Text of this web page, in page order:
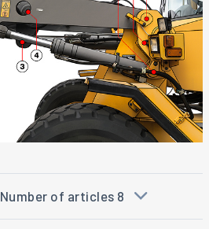
Number of articles 8